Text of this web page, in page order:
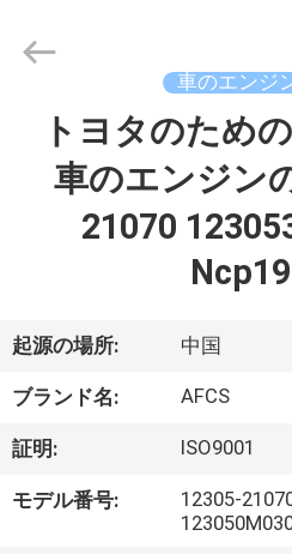
品
動
画
2026
GUANGZHOU
車のエンジ
トヨタのため
車のエンジン
21070
起源の場所: 中国
ブランド名: AFCS
証明: ISO9001
モデル番号:
12305-